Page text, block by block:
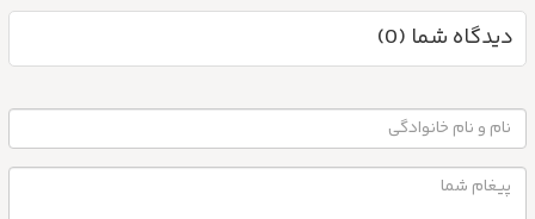
دیدگاه شما (0)